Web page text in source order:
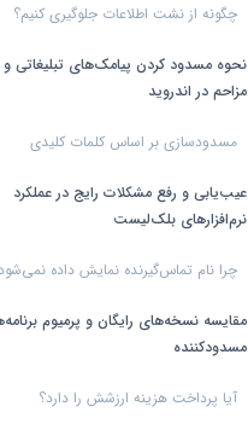
چگونه از نشت اطلاعات جلوگیری کنیم؟
نحوه مسدود کردن پیامک‌های تبلیغاتی و
مزاحم در اندروید
مسدودسازی بر اساس کلمات کلیدی
عیب‌یابی و رفع مشکلات رایج در عملکرد
نرم‌افزارهای بلک‌لیست
چرا نام تماس‌گیرنده نمایش داده
مقایسه نسخه‌های رایگان و پرمیوم
مسدودکننده
آیا پرداخت هزینه ارزشش را دارد؟